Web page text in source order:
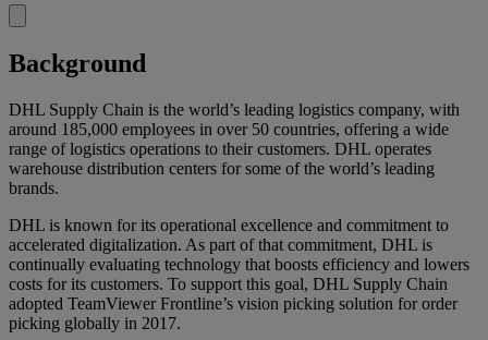
Background
DHL Supply Chain is the world’s leading logistics company, with
around 185,000 employees in over 50 countries, offering a wide
range of logistics operations to their customers. DHL operates
warehouse distribution centers for some of the world’s leading
brands.
DHL is known for its operational excellence and commitment to
accelerated digitalization. As part of that commitment, DHL is
continually evaluating technology that boosts efficiency and lowers
costs for its customers. To support this goal, DHL Supply Chain
adopted TeamViewer Frontline’s vision picking solution for order
picking globally in 2017.